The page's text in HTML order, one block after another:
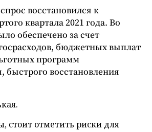
восстановился к
квартала 2021 года. Во
обеспечено за счет
бюджетных выплат
программ
быстрого восстановления
стоит отметить риски для